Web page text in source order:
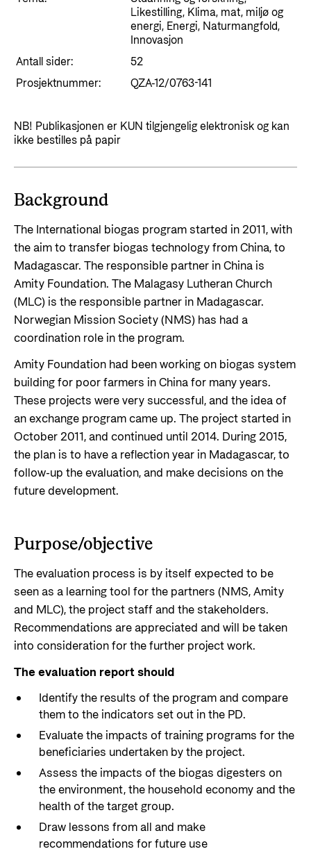
Styresett og økonomisk utvikling
Statsgarantiordningen for investeringer i
fornybar energi
Norad - Partnerskap med privat sektor
Nyttige lenker
Viktige dokumenter og lenker
Partnerfordeling
Evalueringer (Norec)
Historie
Kontakt oss
Logo
Postjournal
Personvern
Likestilling, Klima, mat, miljø og
energi, Energi, Naturmangfold,
Innovasjon
Antall sider:
52
Prosjektnummer:
QZA-12/0763-141
NB! Publikasjonen er KUN tilgjengelig elektronisk og kan
ikke bestilles på papir
Background
The International biogas program started in 2011, with
the aim to transfer biogas technology from China, to
Madagascar. The responsible partner in China is
Amity Foundation. The Malagasy Lutheran Church
(MLC) is the responsible partner in Madagascar.
Norwegian Mission Society (NMS) has had a
coordination role in the program.
Amity Foundation had been working on biogas system
building for poor farmers in China for many years.
These projects were very successful, and the idea of
an exchange program came up. The project started in
October 2011, and continued until 2014. During 2015,
the plan is to have a reflection year in Madagascar, to
follow-up the evaluation, and make decisions on the
future development.
Purpose/objective
The evaluation process is by itself expected to be
seen as a learning tool for the partners (NMS, Amity
and MLC), the project staff and the stakeholders.
Recommendations are appreciated and will be taken
into consideration for the further project work.
The evaluation report should
Identify the results of the program and compare
them to the indicators set out in the PD.
Evaluate the impacts of training programs for the
beneficiaries undertaken by the project.
Assess the impacts of the biogas digesters on
the environment, the household economy and the
health of the target group.
Draw lessons from all and make
recommendations for future use